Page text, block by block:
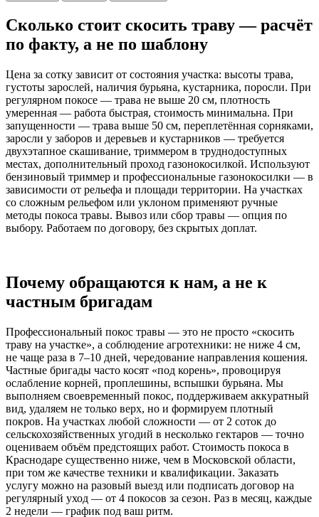
Сколько стоит скосить траву — расчёт
по факту, а не по шаблону
Цена за сотку зависит от состояния участка: высоты трава,
густоты зарослей, наличия бурьяна, кустарника, поросли. При
регулярном покосе — трава не выше 20 см, плотность
умеренная — работа быстрая, стоимость минимальна. При
запущенности — трава выше 50 см, переплетённая сорняками,
заросли у заборов и деревьев и кустарников — требуется
двухэтапное скашивание, триммером в труднодоступных
местах, дополнительный проход газонокосилкой. Используют
бензиновый триммер и профессиональные газонокосилки — в
зависимости от рельефа и площади территории. На участках
со сложным рельефом или уклоном применяют ручные
методы покоса травы. Вывоз или сбор травы — опция по
выбору. Работаем по договору, без скрытых доплат.
Почему обращаются к нам, а не к
частным бригадам
Профессиональный покос травы — это не просто «скосить
траву на участке», а соблюдение агротехники: не ниже 4 см,
не чаще раза в 7–10 дней, чередование направления кошения.
Частные бригады часто косят «под корень», провоцируя
ослабление корней, проплешины, вспышки бурьяна. Мы
выполняем своевременный покос, поддерживаем аккуратный
вид, удаляем не только верх, но и формируем плотный
покров. На участках любой сложности — от 2 соток до
сельскохозяйственных угодий в несколько гектаров — точно
оцениваем объём предстоящих работ. Стоимость покоса в
Краснодаре существенно ниже, чем в Московской области,
при том же качестве техники и квалификации. Заказать
услугу можно на разовый выезд или подписать договор на
регулярный уход — от 4 покосов за сезон. Раз в месяц, каждые
2 недели — график под ваш ритм.